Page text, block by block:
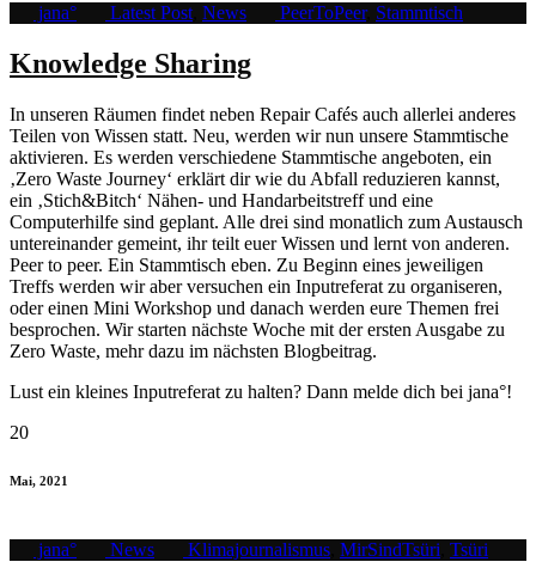
jana° Latest Post News PeerToPeer, Stammtisch
Knowledge Sharing
In unseren Räumen findet neben Repair Cafés auch allerlei anderes
Teilen von Wissen statt. Neu, werden wir nun unsere Stammtische
aktivieren. Es werden verschiedene Stammtische angeboten, ein
‚Zero Waste Journey‘ erklärt dir wie du Abfall reduzieren kannst,
ein ‚Stich&Bitch‘ Nähen- und Handarbeitstreff und eine
Computerhilfe sind geplant. Alle drei sind monatlich zum Austausch
untereinander gemeint, ihr teilt euer Wissen und lernt von anderen.
Peer to peer. Ein Stammtisch eben. Zu Beginn eines jeweiligen
Treffs werden wir aber versuchen ein Inputreferat zu organiseren,
oder einen Mini Workshop und danach werden eure Themen frei
besprochen. Wir starten nächste Woche mit der ersten Ausgabe zu
Zero Waste, mehr dazu im nächsten Blogbeitrag.
Lust ein kleines Inputreferat zu halten? Dann melde dich bei jana°!
20
Mai, 2021
jana° News Klimajournalismus MirSindTsüri Tsüri